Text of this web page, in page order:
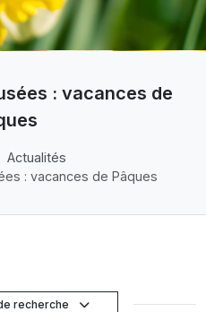
: vacances de
Actualités
: vacances de Pâques
recherche